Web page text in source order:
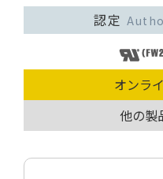
認定
オンラ
他の製